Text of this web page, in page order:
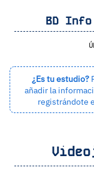
BD Info
¿Es tu estudio?
añadir la
registrándote